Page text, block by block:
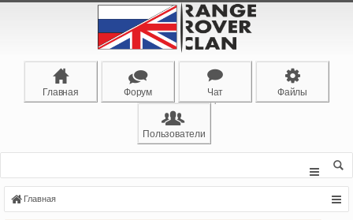
Главная Форум Чат Файлы
Пользователи
Главная